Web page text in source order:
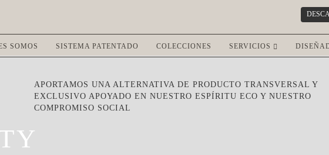
SOMOS SISTEMA PATENTADO COLECCIONES SERVICIOS
APORTAMOS UNA ALTERNATIVA DE PRODUCTO TRANSVERSAL Y
EXCLUSIVO APOYADO EN NUESTRO ESPÍRITU ECO Y NUESTRO
COMPROMISO SOCIAL